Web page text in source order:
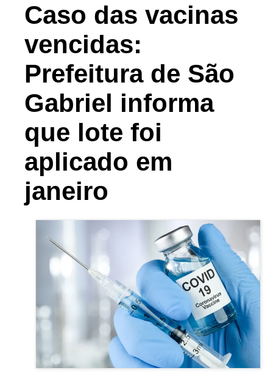
Caso das vacinas
vencidas:
Prefeitura de São
Gabriel informa
que lote foi
aplicado em
janeiro